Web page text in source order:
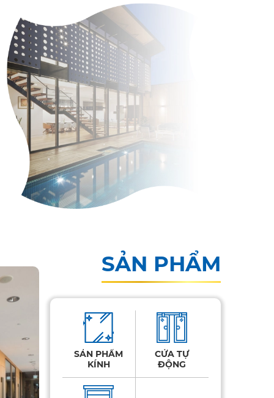
SẢN PHẨM
SẢN PHẨM
KÍNH
CỬA TỰ
ĐỘNG